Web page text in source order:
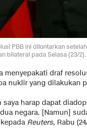
PBB ini dilontarkan
bilateral pada Selasa (23/
menyepakati draf
nuklir yang dilakukan
harap dapat
negara. [Namun]
Reuters, Rabu